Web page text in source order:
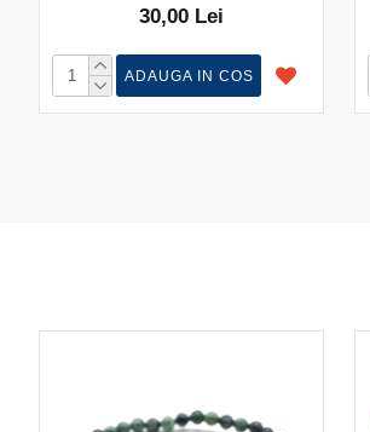
30,00 Lei
ADAUGA IN COS